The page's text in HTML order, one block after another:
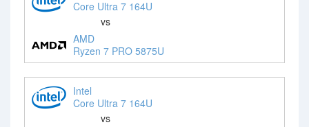
Core Ultra 7 164U
vs
AMD
Ryzen 7 PRO 5875U
Intel
Core Ultra 7 164U
vs